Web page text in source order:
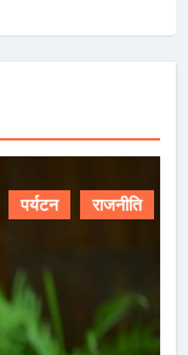
पर्यटन राजनीति